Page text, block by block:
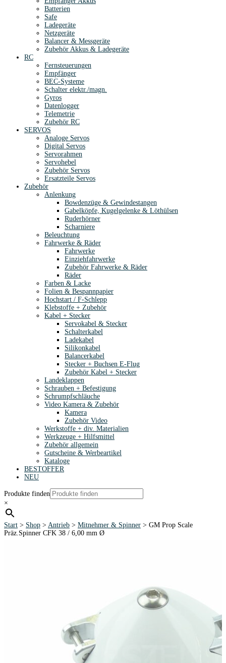
Batterien
Safe
Ladegeräte
Netzgeräte
Balancer & Messgeräte
Zubehör Akkus & Ladegeräte
RC
Fernsteuerungen
Empfänger
BEC-Systeme
Schalter elektr./magn.
Gyros
Datenlogger
Telemetrie
Zubehör RC
SERVOS
Analoge Servos
Digital Servos
Servorahmen
Servohebel
Zubehör Servos
Ersatzteile Servos
Zubehör
Anlenkung
Bowdenzüge & Gewindestangen
Gabelköpfe, Kugelgelenke & Löthülsen
Ruderhörner
Scharniere
Beleuchtung
Fahrwerke & Räder
Fahrwerke
Einziehfahrwerke
Zubehör Fahrwerke & Räder
Räder
Farben & Lacke
Folien & Bespannpapier
Hochstart / F-Schlepp
Klebstoffe + Zubehör
Kabel + Stecker
Servokabel & Stecker
Schalterkabel
Ladekabel
Silikonkabel
Balancerkabel
Stecker + Buchsen E-Flug
Zubehör Kabel + Stecker
Landeklappen
Schrauben + Befestigung
Schrumpfschläuche
Video Kamera & Zubehör
Kamera
Zubehör Video
Werkstoffe + div. Materialien
Werkzeuge + Hilfsmittel
Zubehör allgemein
Gutscheine & Werbeartikel
Kataloge
BESTOFFER
NEU
Produkte finden
×
Start > Shop > Antrieb > Mitnehmer & Spinner > GM Prop Scale
Präz.Spinner CFK 38 / 6,00 mm Ø